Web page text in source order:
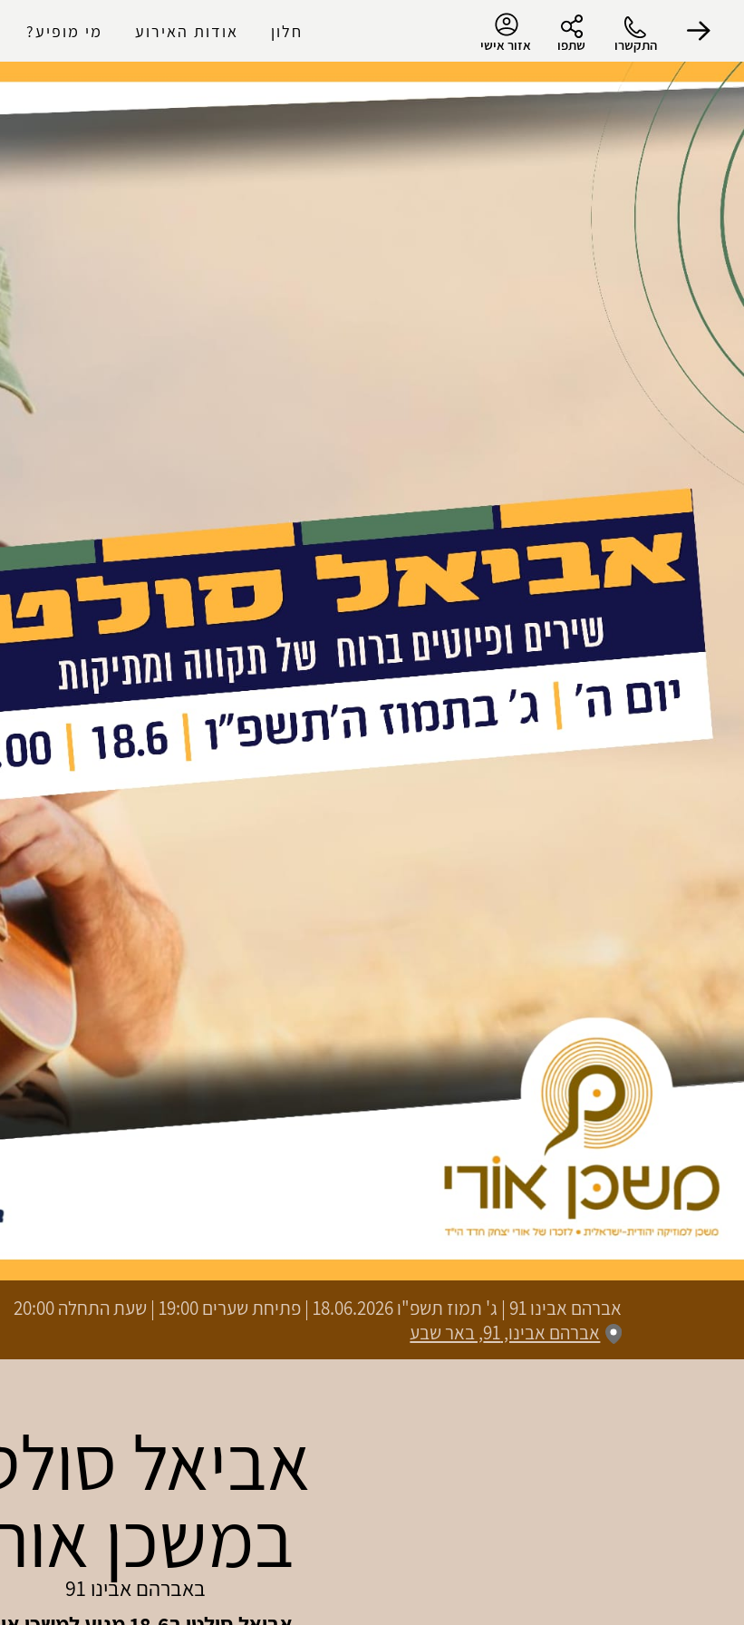
התקשרו שתפו אזור אישי
חלון אודות האירוע מי מופיע?
אברהם אבינו 91 | ג' תמוז תשפ"ו18.06.2026 | פתיחת שערים 19:00 | שעת התחלה 20:00
אברהם אבינו, 91, באר שבע
אביאל
במשכן
באברהם אבינו 91